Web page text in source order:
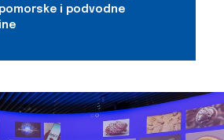
i podvodne